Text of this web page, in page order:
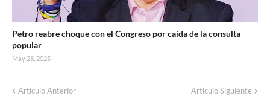
Petro reabre choque con el Congreso por caída de la consulta
popular
May 28, 2025
Artículo Anterior Artículo Siguiente